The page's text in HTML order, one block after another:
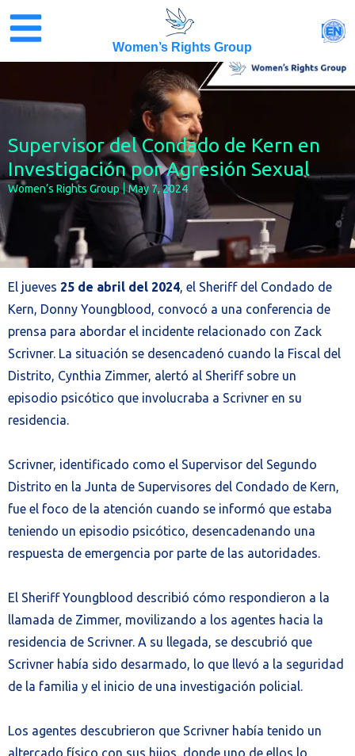
content
Women’s Rights Group
EN
Supervisor del Condado de Kern en
Investigación por Agresión Sexual
Women’s Rights Group May 7, 2024
El jueves 25 de abril del 2024, el Sheriff del Condado de
Kern, Donny Youngblood, convocó a una conferencia de
prensa para abordar el incidente relacionado con Zack
Scrivner. La situación se desencadenó cuando la Fiscal del
Distrito, Cynthia Zimmer, alertó al Sheriff sobre un
episodio psicótico que involucraba a Scrivner en su
residencia.
Scrivner, identificado como el Supervisor del Segundo
Distrito en la Junta de Supervisores del Condado de Kern,
fue el foco de la atención cuando se informó que estaba
teniendo un episodio psicótico, desencadenando una
respuesta de emergencia por parte de las autoridades.
El Sheriff Youngblood describió cómo respondieron a la
llamada de Zimmer, movilizando a los agentes hacia la
residencia de Scrivner. A su llegada, se descubrió que
Scrivner había sido desarmado, lo que llevó a la seguridad
de la familia y el inicio de una investigación policial.
Los agentes descubrieron que Scrivner había tenido un
altercado físico con sus hijos, donde uno de ellos lo